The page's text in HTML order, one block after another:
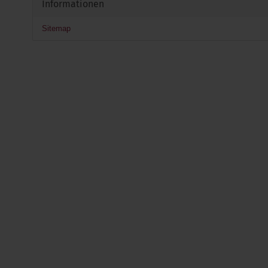
Informationen
Sitemap